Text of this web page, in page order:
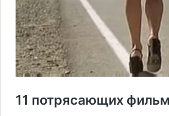
11 потрясающих